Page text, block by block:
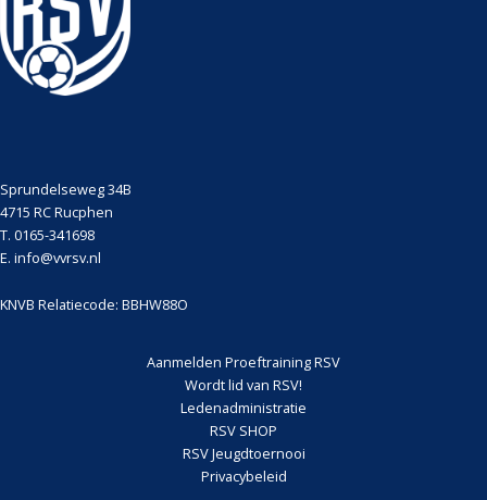
Sprundelseweg 34B
4715 RC Rucphen
T. 0165-341698
E. info@vvrsv.nl
KNVB Relatiecode: BBHW88O
Aanmelden Proeftraining RSV
Wordt lid van RSV!
Ledenadministratie
RSV SHOP
RSV Jeugdtoernooi
Privacybeleid